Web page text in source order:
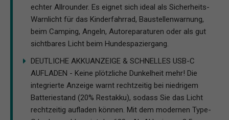
echter Allrounder. Es eignet sich ideal als Sicherheits-
Warnlicht für das Kinderfahrrad, Baustellenwarnung,
beim Camping, Angeln, Autoreparaturen oder als gut
sichtbares Licht beim Hundespaziergang.
DEUTLICHE AKKUANZEIGE & SCHNELLES USB-C
AUFLADEN - Keine plötzliche Dunkelheit mehr! Die
integrierte Anzeige warnt rechtzeitig bei niedrigem
Batteriestand (20% Restakku), sodass Sie das Licht
rechtzeitig aufladen können. Mit dem modernen Type-